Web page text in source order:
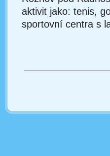
aktivit jako: tenis,
sportovní centra s